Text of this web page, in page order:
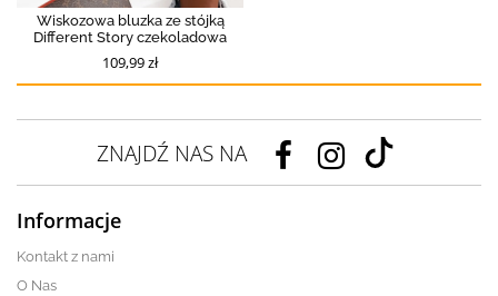
Wiskozowa bluzka ze stójką
Different Story czekoladowa
109,99 zł
ZNAJDŹ NAS NA
Informacje
Kontakt z nami
O Nas